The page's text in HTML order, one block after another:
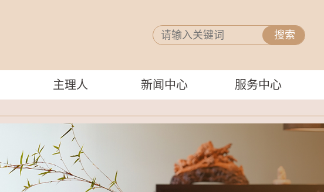
主理人 新闻中心 服务中心